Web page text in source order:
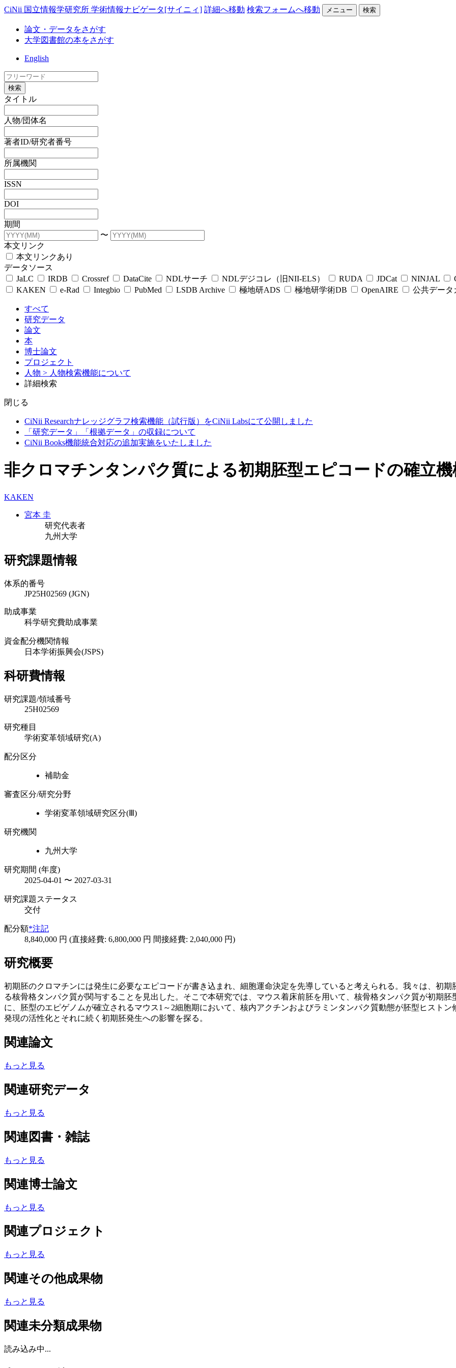
CiNii 国立情報学研究所 学術情報ナビゲータ[サイニィ] 詳細へ移動 検索フォームへ移動 メニュー 検索
論文・データをさがす
大学図書館の本をさがす
English
検索
タイトル
人物/団体名
著者ID/研究者番号
所属機関
ISSN
DOI
期間
〜
本文リンク
本文リンクあり
データソース
JaLC
IRDB Crossref DataCite NDLサーチ NDLデジコレ（旧NII-ELS） RUDA JDCat NINJAL
KAKEN
e-Rad Integbio PubMed LSDB Archive 極地研ADS 極地研学術DB OpenAIRE 公共データ
すべて
研究データ
論文
本
博士論文
プロジェクト
人物 > 人物検索機能について
詳細検索
閉じる
CiNii Researchナレッジグラフ検索機能（試行版）をCiNii Labsにて公開しました
「研究データ」「根拠データ」の収録について
CiNii Books機能統合対応の追加実施をいたしました
非クロマチンタンパク質による初期胚型エピコードの確立機
KAKEN
宮本 圭
研究代表者
九州大学
研究課題情報
体系的番号
JP25H02569 (JGN)
助成事業
科学研究費助成事業
資金配分機関情報
日本学術振興会(JSPS)
科研費情報
研究課題/領域番号
25H02569
研究種目
学術変革領域研究(A)
配分区分
補助金
審査区分/研究分野
学術変革領域研究区分(Ⅲ)
研究機関
九州大学
研究期間 (年度)
2025-04-01 〜 2027-03-31
研究課題ステータス
交付
配分額*注記
8,840,000 円 (直接経費: 6,800,000 円 間接経費: 2,040,000 円)
研究概要
初期胚のクロマチンには発生に必要なエピコードが書き込まれ、細胞運命決定を先導していると考えられる。我々は、初
る核骨格タンパク質が関与することを見出した。そこで本研究では、マウス着床前胚を用いて、核骨格タンパク質が初期
に、胚型のエピゲノムが確立されるマウス1～2細胞期において、核内アクチンおよびラミンタンパク質動態が胚型ヒスト
発現の活性化とそれに続く初期胚発生への影響を探る。
関連論文
もっと見る
関連研究データ
もっと見る
関連図書・雑誌
もっと見る
関連博士論文
もっと見る
関連プロジェクト
もっと見る
関連その他成果物
もっと見る
関連未分類成果物
読み込み中...